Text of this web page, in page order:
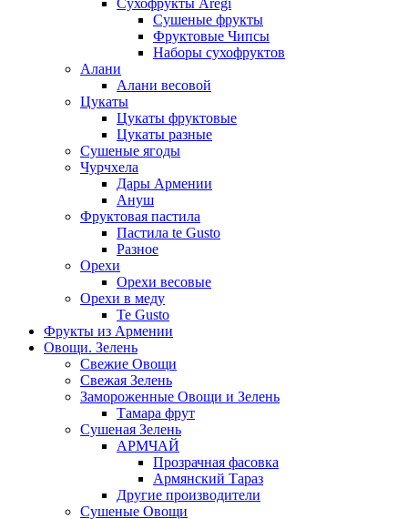
Сухофрукты Aregi
Сушеные фрукты
Фруктовые Чипсы
Наборы сухофруктов
Алани
Алани весовой
Цукаты
Цукаты фруктовые
Цукаты разные
Сушеные ягоды
Чурчхела
Дары Армении
Ануш
Фруктовая пастила
Пастила te Gusto
Разное
Орехи
Орехи весовые
Орехи в меду
Te Gusto
Фрукты из Армении
Овощи. Зелень
Свежие Овощи
Свежая Зелень
Замороженные Овощи и Зелень
Тамара фрут
Сушеная Зелень
АРМЧАЙ
Прозрачная фасовка
Армянский Тараз
Другие производители
Сушеные Овощи